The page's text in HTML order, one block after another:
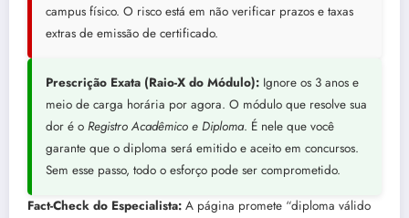
campus físico. O risco está em não verificar prazos e taxas
extras de emissão de certificado.
Prescrição Exata (Raio-X do Módulo): Ignore os 3 anos e
meio de carga horária por agora. O módulo que resolve sua
dor é o Registro Acadêmico e Diploma. É nele que você
garante que o diploma será emitido e aceito em concursos.
Sem esse passo, todo o esforço pode ser comprometido.
Fact-Check do Especialista: A página promete “diploma válido